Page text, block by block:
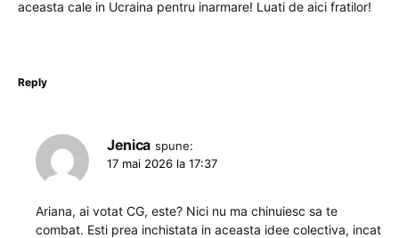
aceasta cale in Ucraina pentru inarmare! Luati de aici fratilor!
Reply
Jenica spune:
17 mai 2026 la 17:37
Ariana, ai votat CG, este? Nici nu ma chinuiesc sa te
combat. Esti prea inchistata in aceasta idee colectiva, incat